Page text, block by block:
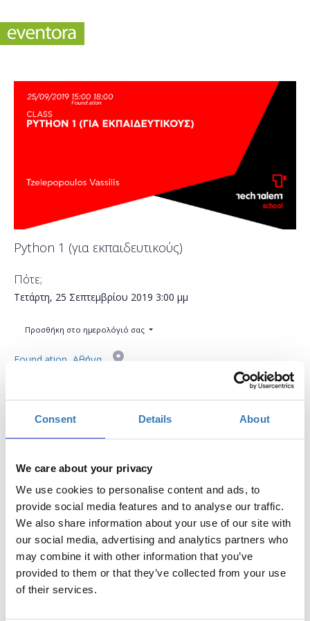
Consent Details About
We care about your privacy
We use cookies to personalise content and ads, to
provide social media features and to analyse our traffic.
We also share information about your use of our site with
our social media, advertising and analytics partners who
may combine it with other information that you’ve
provided to them or that they’ve collected from your use
of their services.
Python 1 (για εκπαιδευτικούς)
Πότε;
Τετάρτη, 25 Σεπτεμβρίου 2019 3:00 μμ
Προσθήκη στο ημερολόγιό σας
Found.ation, Αθήνα
Συμμετοχή Η περίοδος εγγραφών έχει λήξει.
Το σεμινάριο απευθύνεται σε εκπαιδευτικούς Α/
θμιας και Β/θμιας Εκπαίδευσης (Δημόσιας και
Ιδιωτικής), οι οποίοι έχουν ελάχιστη εμπειρία στον
προγραμματισμό και θέλουν κάνουν τα πρώτα τους
βήματα στην ανάπτυξη εκπαιδευτικών εφαρμογών